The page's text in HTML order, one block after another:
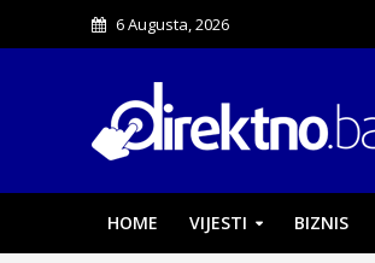
6 Augusta, 2026
HOME VIJESTI BIZNIS